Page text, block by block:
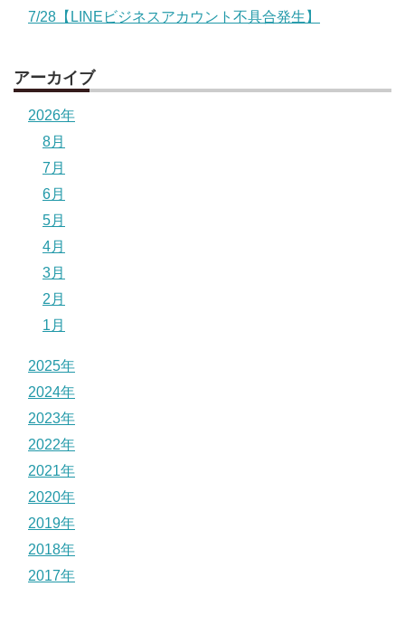
7/28【LINEビジネスアカウント不具合発生】
アーカイブ
2026年
8月
7月
6月
5月
4月
3月
2月
1月
2025年
2024年
2023年
2022年
2021年
2020年
2019年
2018年
2017年